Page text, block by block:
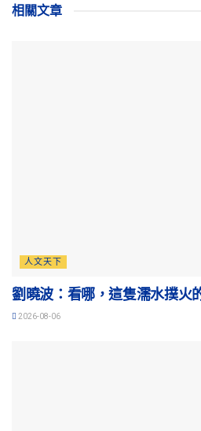
相關文章
人文天下
劉曉波：看哪，這隻濡水撲火
2026-08-06